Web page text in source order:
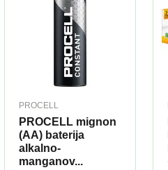
PROCELL
PROCELL mignon
(AA) baterija
alkalno-
manganov...